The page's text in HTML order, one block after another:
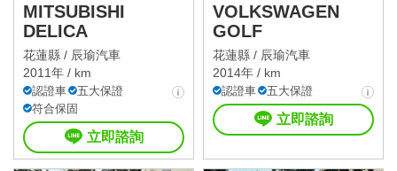
MITSUBISHI
DELICA
花蓮縣 / 辰瑜汽車
2011年 / km
認證車
五大保證
符合保固
立即諮詢
VOLKSWAGEN
GOLF
花蓮縣 / 辰瑜汽車
2014年 / km
認證車 五大保證
立即諮詢